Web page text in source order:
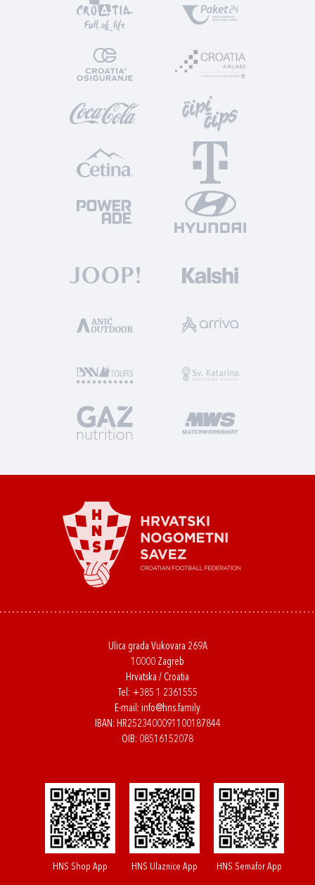
Ulica grada Vukovara 269A
10000 Zagreb
Hrvatska / Croatia
Tel: +385 1 2361555
E-mail: info@hns.family
IBAN: HR2523400091100187844
OIB: 08516152078
HNS Shop App HNS Ulaznice App HNS Semafor App